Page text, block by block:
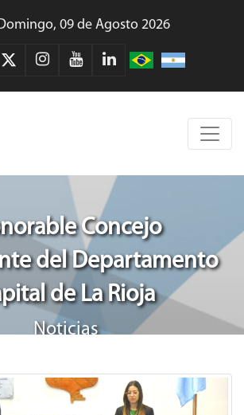
09 de Agosto 2026
Concejo
del Departamento
de La Rioja
Noticias